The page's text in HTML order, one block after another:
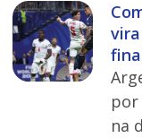
por
na